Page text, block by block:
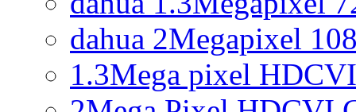
dahua 2Megapixel
1.3Mega pixel